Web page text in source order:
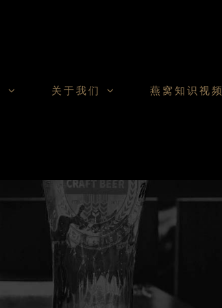
关于我们 燕窝知识视频